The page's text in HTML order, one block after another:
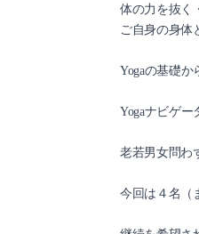
体の力を抜く
ご自身の身体
Yogaの基礎
Yogaナビゲー
老若男女問わ
今回は４名（